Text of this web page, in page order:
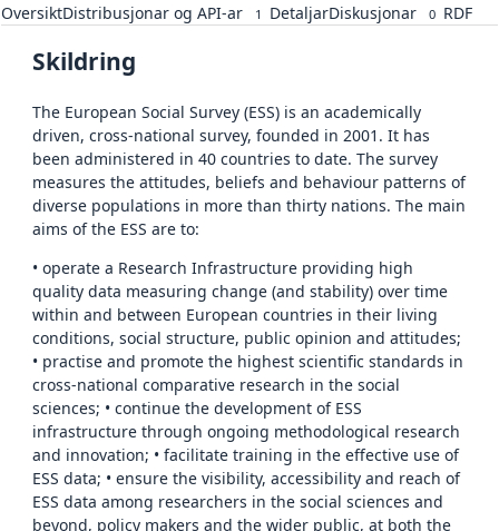
OversiktDistribusjonar og API-ar 1 DetaljarDiskusjonar 0 RDF
Skildring
The European Social Survey (ESS) is an academically
driven, cross-national survey, founded in 2001. It has
been administered in 40 countries to date. The survey
measures the attitudes, beliefs and behaviour patterns of
diverse populations in more than thirty nations. The main
aims of the ESS are to:
• operate a Research Infrastructure providing high
quality data measuring change (and stability) over time
within and between European countries in their living
conditions, social structure, public opinion and attitudes;
• practise and promote the highest scientific standards in
cross-national comparative research in the social
sciences; • continue the development of ESS
infrastructure through ongoing methodological research
and innovation; • facilitate training in the effective use of
ESS data; • ensure the visibility, accessibility and reach of
ESS data among researchers in the social sciences and
beyond, policy makers and the wider public, at both the